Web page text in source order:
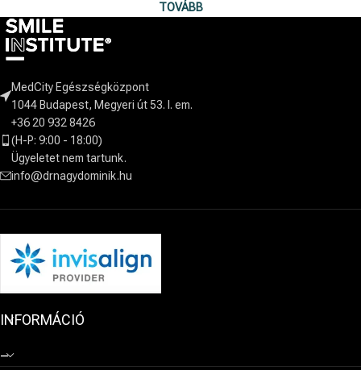
TOVÁBB
MedCity Egészségközpont
1044 Budapest, Megyeri út 53. I. em.
+36 20 932 8426
(H-P: 9:00 - 18:00)
Ügyeletet nem tartunk.
info@drnagydominik.hu
INFORMÁCIÓ
–